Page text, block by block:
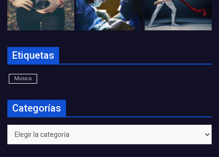
Etiquetas
Música
Categorías
Categorías